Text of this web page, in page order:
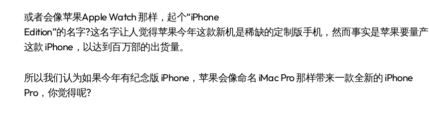
或者会像苹果Apple Watch 那样，起个“iPhone
Edition”的名字?这名字让人觉得苹果今年这款新机是稀缺的定制版手机，然而事实是苹果要量产
这款 iPhone，以达到百万部的出货量。
所以我们认为如果今年有纪念版 iPhone，苹果会像命名 iMac Pro 那样带来一款全新的 iPhone
Pro，你觉得呢?